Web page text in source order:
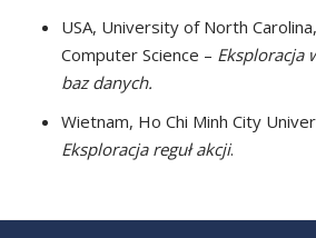
USA, University of North
Computer Science – Eksploracja
baz danych.
Wietnam, Ho Chi Minh City
Eksploracja reguł akcji.